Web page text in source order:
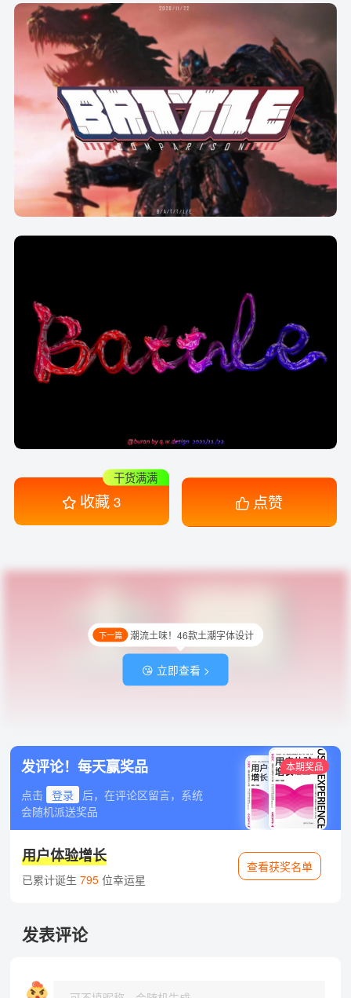
收藏 3
干货满满
点赞
😘 立即查看 >
下一篇 潮流土味！46款土潮字体设计
发评论！每天赢奖品
点击 登录
后，在评论区留言，系统
会随机派送奖品
本期奖品
用户体验增长
已累计诞生 795位幸运星
查看获奖名单
发表评论